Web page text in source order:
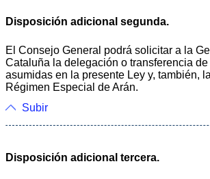
Disposición adicional segunda.
El Consejo General podrá solicitar a la
Cataluña la delegación o transferencia
asumidas en la presente Ley y, también,
Régimen Especial de Arán.
Subir
Disposición adicional tercera.